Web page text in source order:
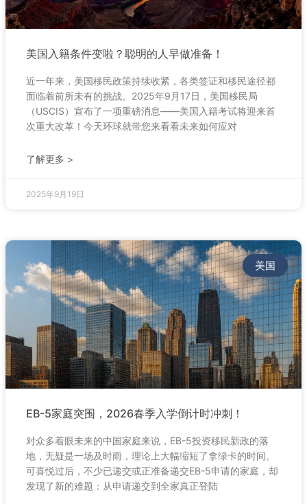
美国入籍条件变啦？聪明的人早做准备！
近一年来，美国移民政策持续收紧，各类签证和移民途径都
面临着前所未有的挑战。2025年9月17日，美国移民局
（USCIS）宣布了一项重磅消息——美国入籍考试将迎来首
次重大改革！今天环球就带您来看看未来如何应对
了解更多 >
2025年9月19日
美国
EB-5家庭突围，2026春季入学倒计时冲刺！
对众多着眼未来的中国家庭来说，EB-5投资移民新政的落
地，无疑是一场及时雨，理论上大幅缩短了拿绿卡的时间。
可喜悦过后，不少已递交或正准备递交EB-5申请的家庭，却
发现了新的难题：从申请递交到全家真正登陆